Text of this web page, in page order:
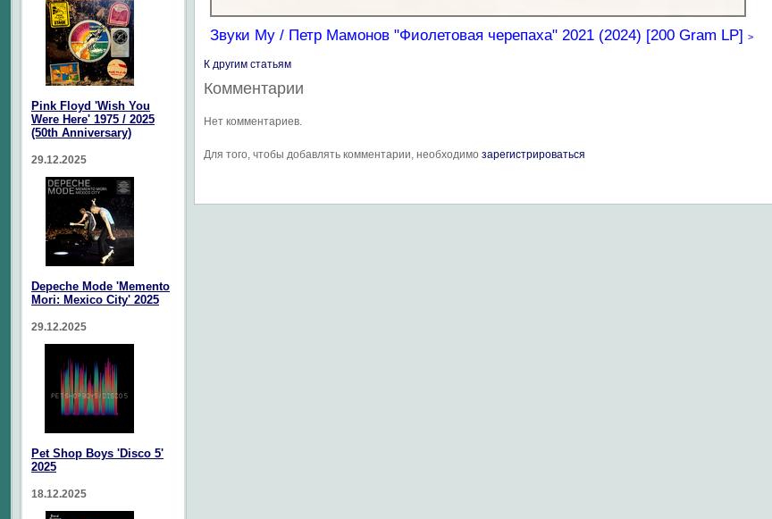
Звуки Му / Петр Мамонов "Фиолетовая черепаха" 2021 (2024) [200 Gram LP] >
К другим статьям
Комментарии
Нет комментариев.
Для того, чтобы добавлять комментарии, необходимо зарегистрироваться
Pink Floyd 'Wish You
Were Here' 1975 / 2025
(50th Anniversary)
29.12.2025
Depeche Mode 'Memento
Mori: Mexico City' 2025
29.12.2025
Pet Shop Boys 'Disco 5'
2025
18.12.2025